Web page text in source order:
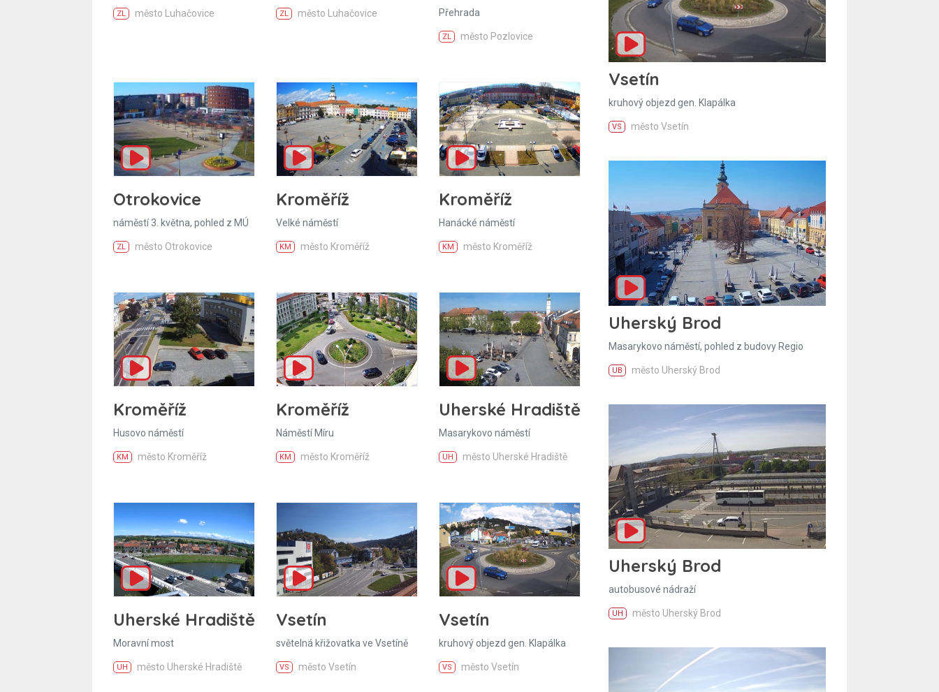
ZL město Luhačovice ZL město Luhačovice Přehrada
ZL město Pozlovice
Otrokovice
náměstí 3. května, pohled z MÚ
ZL město Otrokovice
Kroměříž
Velké náměstí
KM město Kroměříž
Kroměříž
Hanácké náměstí
KM město Kroměříž
Kroměříž
Husovo náměstí
KM město Kroměříž
Kroměříž
Náměstí Míru
KM město Kroměříž
Uherské Hradiště
Masarykovo náměstí
UH město Uherské Hradiště
Uherské Hradiště
Moravní most
UH město Uherské Hradiště
Vsetín
světelná křižovatka ve Vsetíně
VS město Vsetín
Vsetín
kruhový objezd gen. Klapálka
VS město Vsetín
Vsetín
kruhový objezd gen. Klapálka
VS město Vsetín
Uherský Brod
Masarykovo náměstí, pohled z budovy Regio
UB město Uherský Brod
Uherský Brod
autobusové nádraží
UH město Uherský Brod